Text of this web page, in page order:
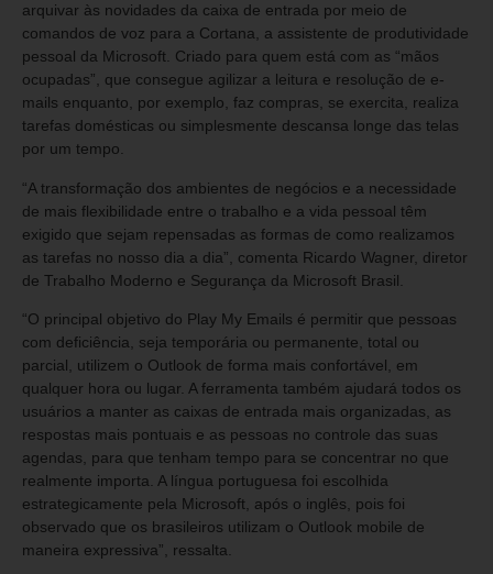
arquivar às novidades da caixa de entrada por meio de
comandos de voz para a Cortana, a assistente de produtividade
pessoal da Microsoft. Criado para quem está com as “mãos
ocupadas”, que consegue agilizar a leitura e resolução de e-
mails enquanto, por exemplo, faz compras, se exercita, realiza
tarefas domésticas ou simplesmente descansa longe das telas
por um tempo.
“A transformação dos ambientes de negócios e a necessidade
de mais flexibilidade entre o trabalho e a vida pessoal têm
exigido que sejam repensadas as formas de como realizamos
as tarefas no nosso dia a dia”, comenta Ricardo Wagner, diretor
de Trabalho Moderno e Segurança da Microsoft Brasil.
“O principal objetivo do Play My Emails é permitir que pessoas
com deficiência, seja temporária ou permanente, total ou
parcial, utilizem o Outlook de forma mais confortável, em
qualquer hora ou lugar. A ferramenta também ajudará todos os
usuários a manter as caixas de entrada mais organizadas, as
respostas mais pontuais e as pessoas no controle das suas
agendas, para que tenham tempo para se concentrar no que
realmente importa. A língua portuguesa foi escolhida
estrategicamente pela Microsoft, após o inglês, pois foi
observado que os brasileiros utilizam o Outlook mobile de
maneira expressiva”, ressalta.